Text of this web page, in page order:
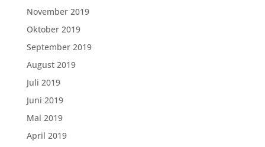
November 2019
Oktober 2019
September 2019
August 2019
Juli 2019
Juni 2019
Mai 2019
April 2019